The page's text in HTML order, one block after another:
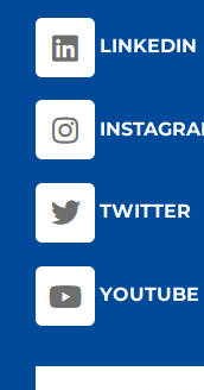
LINKEDIN
TWITTER
YOUTUBE